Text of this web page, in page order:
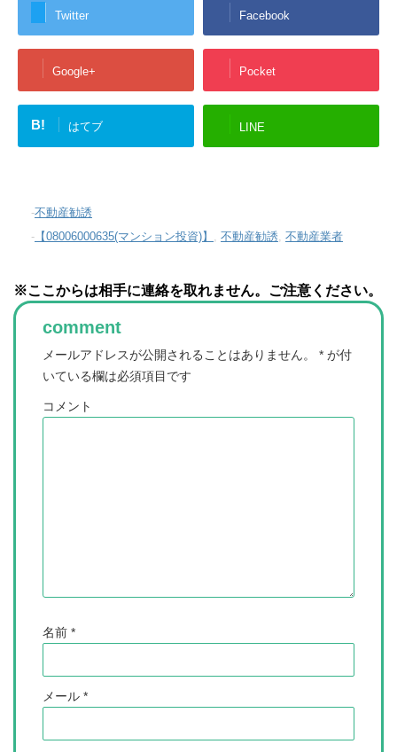
Twitter Facebook
Google+ Pocket
B! はてブ LINE
-不動産勧誘
- 【08006000635(マンション投資)】 , 不動産勧誘, 不動産業者
※ここからは相手に連絡を取れません。ご注意ください。
comment
メールアドレスが公開されることはありません。 * が付
いている欄は必須項目です
コメント
名前 *
メール *